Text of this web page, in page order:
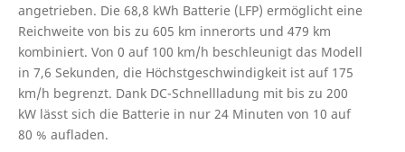
angetrieben. Die 68,8 kWh Batterie (LFP) ermöglicht eine
Reichweite von bis zu 605 km innerorts und 479 km
kombiniert. Von 0 auf 100 km/h beschleunigt das Modell
in 7,6 Sekunden, die Höchstgeschwindigkeit ist auf 175
km/h begrenzt. Dank DC-Schnellladung mit bis zu 200
kW lässt sich die Batterie in nur 24 Minuten von 10 auf
80 % aufladen.